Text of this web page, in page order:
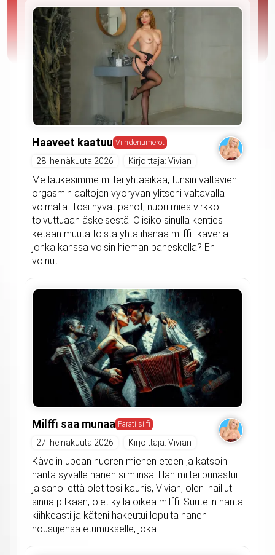
Haaveet kaatuu Viihdenumerot
28. heinäkuuta 2026 Kirjoittaja: Vivian
Me laukesimme miltei yhtäaikaa, tunsin valtavien
orgasmin aaltojen vyöryvän ylitseni valtavalla
voimalla. Tosi hyvät panot, nuori mies virkkoi
toivuttuaan äskeisestä. Olisiko sinulla kenties
ketään muuta toista yhtä ihanaa milffi -kaveria
jonka kanssa voisin hieman paneskella? En
voinut...
Milffi saa munaa Paratiisi fi
27. heinäkuuta 2026 Kirjoittaja: Vivian
Kävelin upean nuoren miehen eteen ja katsoin
häntä syvälle hänen silmiinsä. Hän miltei punastui
ja sanoi että olet tosi kaunis, Vivian, olen ihaillut
sinua pitkään, olet kyllä oikea milffi. Suutelin häntä
kiihkeästi ja käteni hakeutui lopulta hänen
housujensa etumukselle, joka...